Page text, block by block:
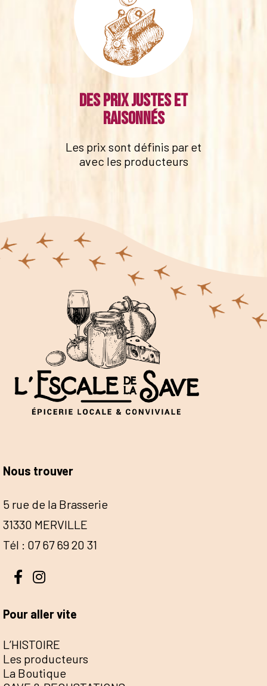
Des prix justes et
raisonnés
Les prix sont définis par et
avec les producteurs
Nous trouver
5 rue de la Brasserie
31330 MERVILLE
Tél : 07 67 69 20 31
Pour aller vite
L’HISTOIRE
Les producteurs
La Boutique